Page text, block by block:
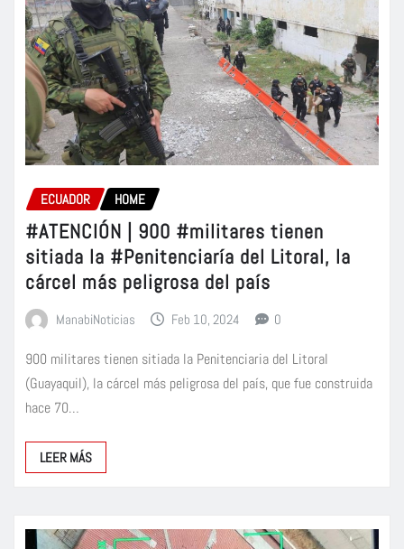
ECUADOR HOME
#ATENCIÓN | 900 #militares tienen
sitiada la #Penitenciaría del Litoral, la
cárcel más peligrosa del país
ManabiNoticias Feb 10, 2024 0
900 militares tienen sitiada la Penitenciaria del Litoral
(Guayaquil), la cárcel más peligrosa del país, que fue construida
hace 70…
LEER MÁS